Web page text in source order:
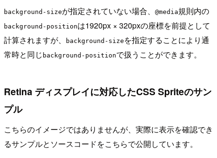
background-sizeが指定されていない場合、 @media規則内の
background-positionは1920px × 320pxの座標を前提として
計算されますが、
background-size を指定することにより通
常時と同じ background-positionで扱うことができます。
Retina ディスプレイに対応したCSS Spriteのサン
プル
こちらのイメージではありませんが、実際に表示を確認でき
るサンプルとソースコードをこちらで公開しています。